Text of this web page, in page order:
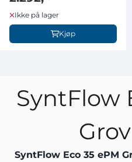
Ikke på lager
Kjøp
SyntFlow
SyntFlow Eco 35 ePM